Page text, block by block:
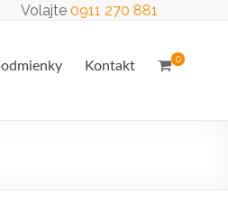
Volajte 0911 270 881
0
Kontakt